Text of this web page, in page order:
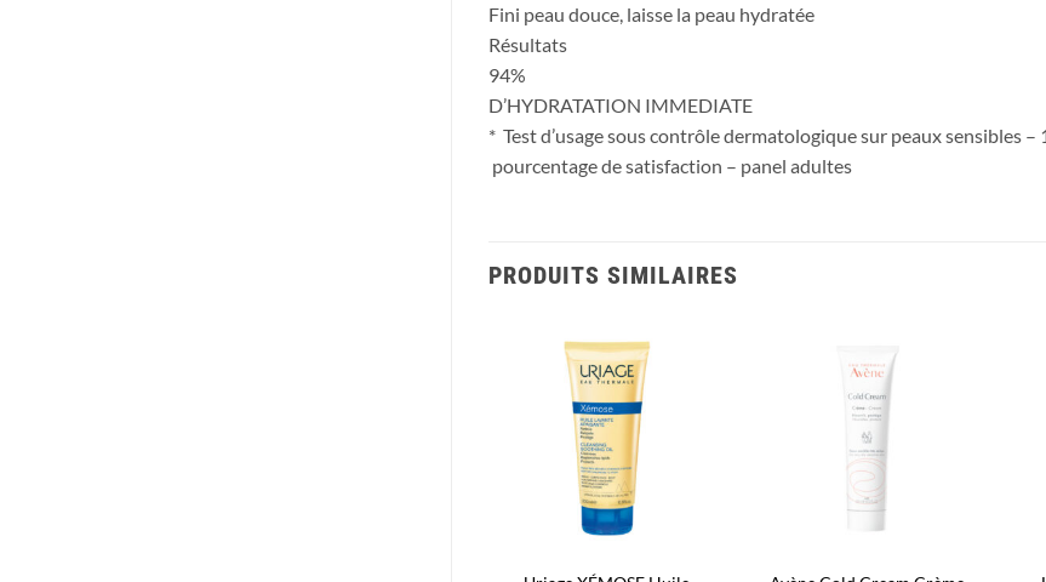
Fini peau douce, laisse la peau hydratée
Résultats
94%
D’HYDRATATION IMMEDIATE
* Test d’usage sous contrôle dermatologique sur peaux sensibles
pourcentage de satisfaction – panel adultes
PRODUITS SIMILAIRES